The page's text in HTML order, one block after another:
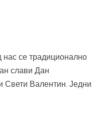
се традиционално
слави Дан
Валентин. Једни